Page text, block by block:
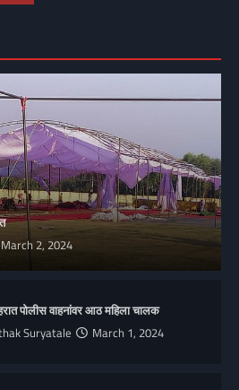
March 2, 2024
पोलीस वाहनांवर आठ महिला चालक
Suryatale March 1, 2024